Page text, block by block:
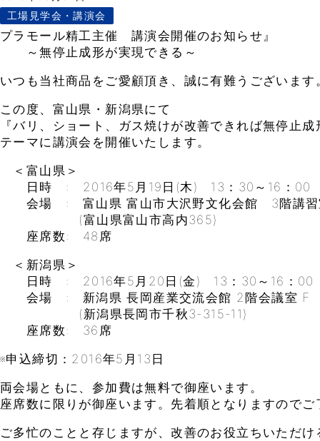
工場見学会・講演会
プラモール精工主催 講演会開催のお知らせ』
～無停止成形が実現できる～
いつも当社商品をご愛顧頂き、誠に有難うございます
この度、富山県・新潟県にて
『バリ、ショート、ガス焼けが改善できれば無停止
テーマに講演会を開催いたします。
＜富山県＞
日時 : 2016年5月19日(木) 13：30～16：00
会場 : 富山県 富山市大沢野文化会館 3階講習
(富山県富山市高内365)
座席数: 48席
＜新潟県＞
日時 : 2016年5月20日(金) 13：30～16：00
会場 : 新潟県 長岡産業交流会館 2階会議室 F
(新潟県長岡市千秋3-315-11)
座席数: 36席
※申込締切：2016年5月13日
両会場ともに、参加費は無料で御座います。
座席数に限りが御座います。先着順となりますので
ご多忙のことと存じますが、改善のお役立ちいただ